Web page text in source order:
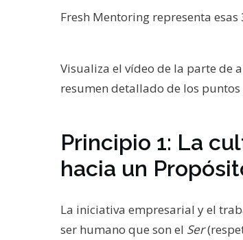
Fresh Mentoring representa
Visualiza el vídeo de la parte de
resumen detallado de los
Principio 1: La
hacia un
La iniciativa empresarial y el
ser humano que son el Ser